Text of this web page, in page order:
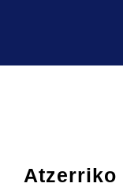
Atzerriko